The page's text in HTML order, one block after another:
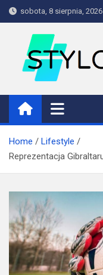
Skip
to
sobota, 8 sierpnia, 2026
Blog
Home
Lifestyle
Reprezentacja